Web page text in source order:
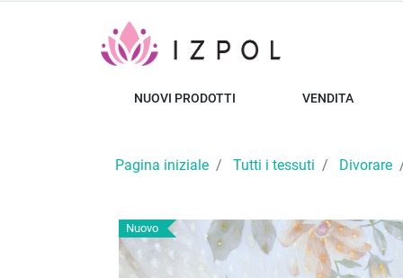
NUOVI PRODOTTI VENDITA
Pagina iniziale Tutti i tessuti Divorare
Nuovo